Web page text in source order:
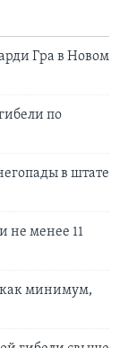
Гра в Новом
по
в штате
не менее 11
как минимум,